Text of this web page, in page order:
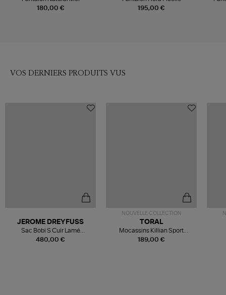
180,00 € 195,00 €
VOS DERNIERS PRODUITS VUS
480,00 €
JEROME DREYFUSS
Sac Bobi S Cuir Lamé
Champagne
NOUVELLE COLLECTION
189,00 €
TORAL
Mocassins Killian Sport
Mousse